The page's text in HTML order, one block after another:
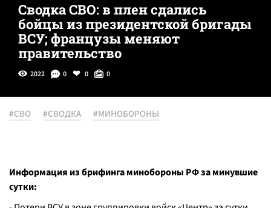
Сводка СВО: в плен сдались
бойцы из президентской бригады
ВСУ; французы меняют
правительство
2022 0 0 0
#СВО #СВОДКА #МИНОБОРОНЫ
Информация из брифинга минобороны РФ за минувшие
сутки: